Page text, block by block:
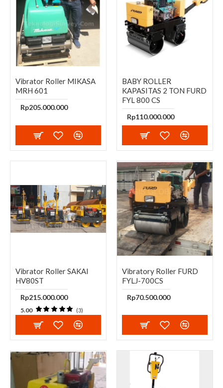
Vibrator Roller MIKASA
MRH 601
Rp205.000.000
BABY ROLLER
KAPASITAS 2 TON FURD
FYL 800 CS
Rp110.000.000
Vibrator Roller SAKAI
HV80ST
Rp215.000.000
5.00 (3)
Vibratory Roller FURD
FYLJ-700CS
Rp70.500.000